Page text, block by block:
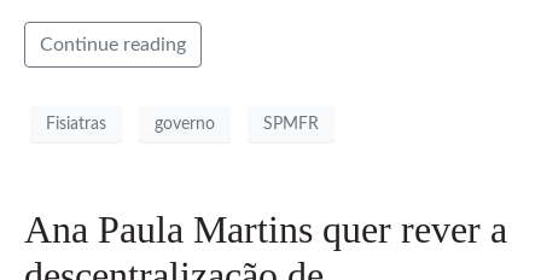
Continue reading
Fisiatras governo SPMFR
Ana Paula Martins quer rever a